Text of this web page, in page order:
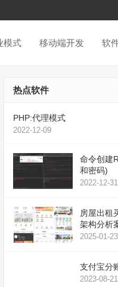
模式 移动端开发 软
热点软件
PHP:代理模式
2022-12-09
命令创建
和密码)
2022-12-31
房屋出租
架构分析
2025-01-23
支付宝分
2023-08-21